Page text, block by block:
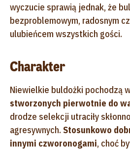
wyczucie sprawią jednak, że
bezproblemowym, radosnym
ulubieńcem wszystkich gości.
Charakter
Niewielkie buldożki pochodzą
stworzonych pierwotnie do
drodze selekcji utraciły
agresywnych. Stosunkowo
innymi czworonogami, choć